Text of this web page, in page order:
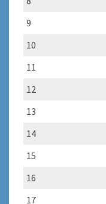
9
10
11
12
13
14
15
16
17